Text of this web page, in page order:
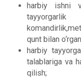
harbiy ishni
qunt bilan
harbiy
talablariga va
qilish;